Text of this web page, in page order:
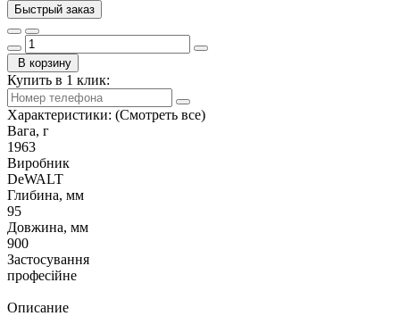
Быстрый заказ
В корзину
Купить в 1 клик:
Характеристики: (Смотреть все)
Вага, г
1963
Виробник
DeWALT
Глибина, мм
95
Довжина, мм
900
Застосування
професійне
Описание